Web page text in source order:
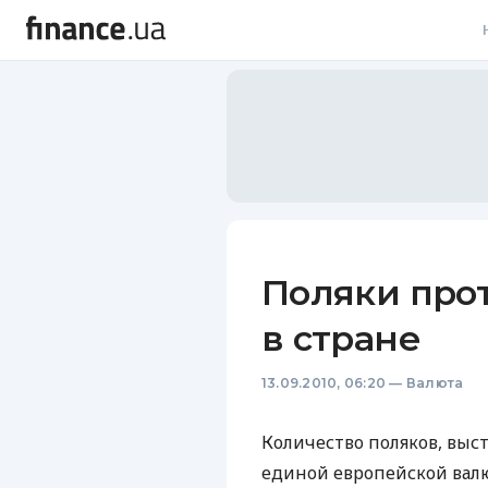
Поляки
в стране
13.09.2010, 06:20 — Валюта
Количество поляков,
единой европейской